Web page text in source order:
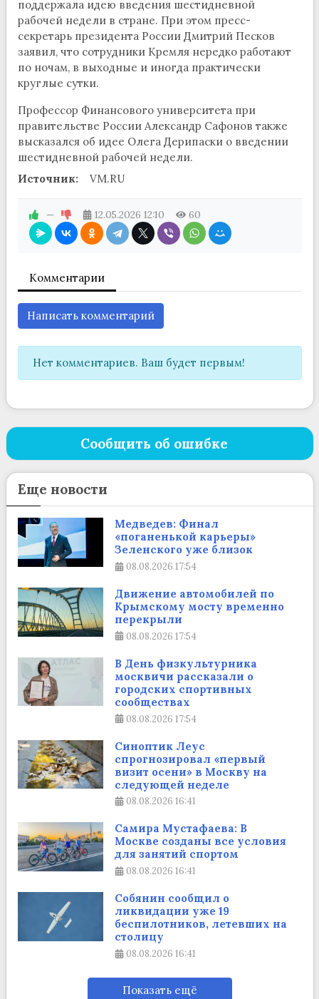
поддержала идею введения шестидневной
рабочей недели в стране. При этом пресс-
секретарь президента России Дмитрий Песков
заявил, что сотрудники Кремля нередко работают
по ночам, в выходные и иногда практически
круглые сутки.
Профессор Финансового университета при
правительстве России Александр Сафонов также
высказался об идее Олега Дерипаски о введении
шестидневной рабочей недели.
Источник:
VM.RU
— 12.05.2026 12:10 60
Комментарии
Написать комментарий
Нет комментариев. Ваш будет первым!
Сообщить об ошибке
Еще новости
Медведев: Финал
«поганенькой карьеры»
Зеленского уже близок
08.08.2026 17:54
Движение автомобилей по
Крымскому мосту временно
перекрыли
08.08.2026 17:54
В День физкультурника
москвичи рассказали о
городских спортивных
сообществах
08.08.2026 17:54
Синоптик Леус
спрогнозировал «первый
визит осени» в Москву на
следующей неделе
08.08.2026 16:41
Самира Мустафаева: В
Москве созданы все условия
для занятий спортом
08.08.2026 16:41
Собянин сообщил о
ликвидации уже 19
беспилотников, летевших на
столицу
08.08.2026 16:41
Показать ещё